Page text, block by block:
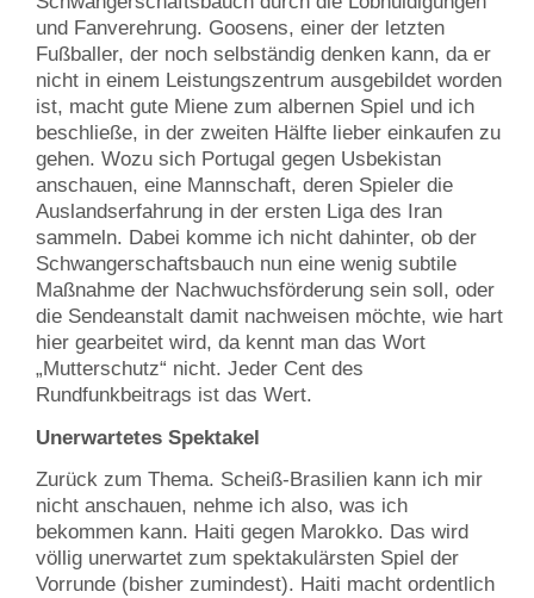
und Fanverehrung. Goosens, einer der letzten
Fußballer, der noch selbständig denken kann, da er
nicht in einem Leistungszentrum ausgebildet worden
ist, macht gute Miene zum albernen Spiel und ich
beschließe, in der zweiten Hälfte lieber einkaufen zu
gehen. Wozu sich Portugal gegen Usbekistan
anschauen, eine Mannschaft, deren Spieler die
Auslandserfahrung in der ersten Liga des Iran
sammeln. Dabei komme ich nicht dahinter, ob der
Schwangerschaftsbauch nun eine wenig subtile
Maßnahme der Nachwuchsförderung sein soll, oder
die Sendeanstalt damit nachweisen möchte, wie hart
hier gearbeitet wird, da kennt man das Wort
„Mutterschutz“ nicht. Jeder Cent des
Rundfunkbeitrags ist das Wert.
Unerwartetes Spektakel
Zurück zum Thema. Scheiß-Brasilien kann ich mir
nicht anschauen, nehme ich also, was ich
bekommen kann. Haiti gegen Marokko. Das wird
völlig unerwartet zum spektakulärsten Spiel der
Vorrunde (bisher zumindest). Haiti macht ordentlich